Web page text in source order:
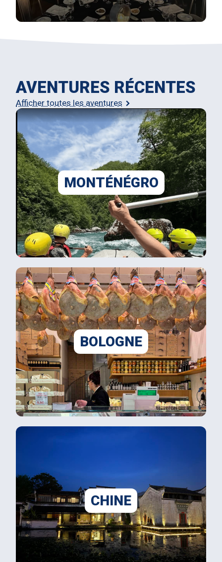
AVENTURES RÉCENTES
Afficher toutes les aventures
MONTÉNÉGRO
BOLOGNE
CHINE